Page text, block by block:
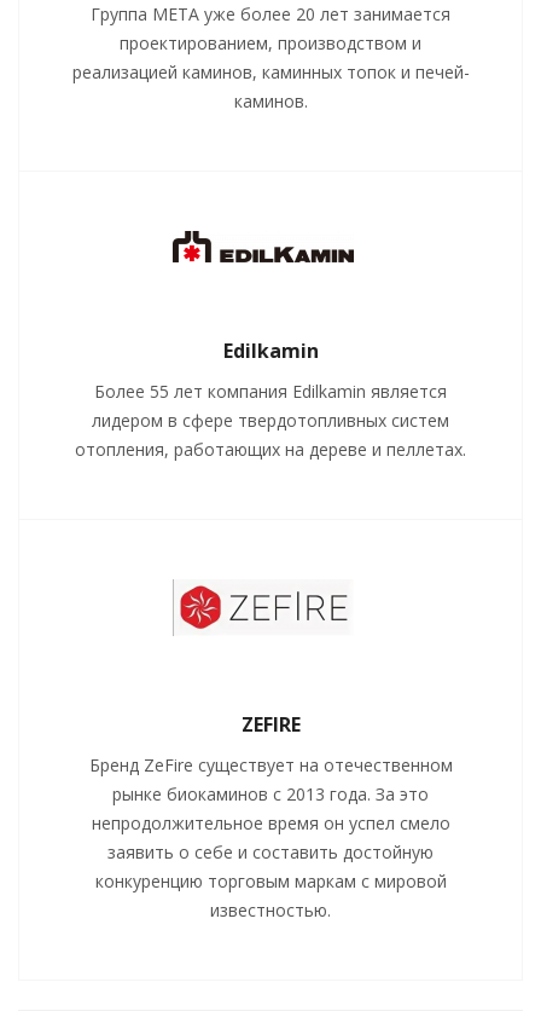
Группа МЕТА уже более 20 лет занимается
проектированием, производством и
реализацией каминов, каминных топок и печей-
каминов.
Edilkamin
Более 55 лет компания Edilkamin является
лидером в сфере твердотопливных систем
отопления, работающих на дереве и пеллетах.
ZEFIRE
Бренд ZeFire существует на отечественном
рынке биокаминов с 2013 года. За это
непродолжительное время он успел смело
заявить о себе и составить достойную
конкуренцию торговым маркам с мировой
известностью.